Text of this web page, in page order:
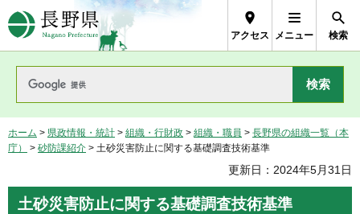
長野県Nagano Prefecture
アクセス メニュー 検索
ホーム > 県政情報・統計 > 組織・行財政 > 組織・職員 > 長野県の組織一覧（本
庁）
> 砂防課紹介 > 土砂災害防止に関する基礎調査技術基準
更新日：2024年5月31日
土砂災害防止に関する基礎調査技術基準